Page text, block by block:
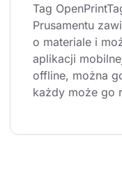
Tag
Prusamentu
o materiale i
aplikacji
offline, można
każdy może go